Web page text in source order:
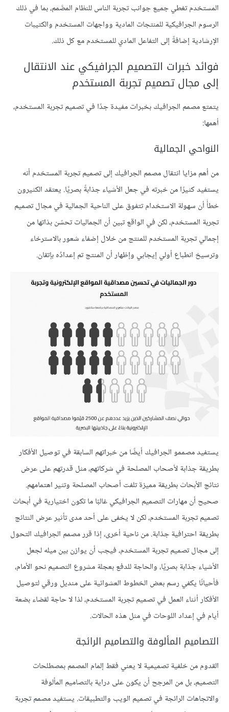
المستخدم تغطي جميع جوانب تجربة الناس للنظام المصَّمم، بما في ذلك
الرسوم الجرافيكية للمنتجات المادية وواجهات المستخدم والكتيبات
الإرشادية إضافةً إلى التفاعل المادي للمستخدم مع كل ذلك.
فوائد خبرات التصميم الجرافيكي عند الانتقال
إلى مجال تصميم تجربة المستخدم
يتمتع مصمم الجرافيك بخبرات مفيدة جدًا في تصميم تجربة المستخدم،
أهمها:
النواحي الجمالية
من أهم مزايا انتقال مصمم الجرافيك إلى تصميم تجربة المستخدم أنه
يستفيد كثيرًا من خبرته في جعل الأشياء جذابةً بصريًا. يعتقد الكثيرون
خطأً أن سهولة الاستخدام تتفوق على الناحية الجمالية في مجال تصميم
تجربة المستخدم، لكن في الواقع تبين أن الجماليات تحسّن بذاتها من
إجمالي تجربة المستخدم للمنتج من خلال إضفاء شعور بالاسترخاء
وترسيخ انطباع أولي إيجابي وإظهار أن المنتج تم إعدادُه بإتقان.
يستفيد مصممو الجرافيك أيضًا من خبراتهم السابقة في توصيل الأفكار
بطريقة جذابة لأصحاب المصلحة في شركاتهم، مثل قدرتهم على عرض
نتائج الأبحاث بطريقة مميزة تلفت أصحاب المصلحة وتثير اهتمامهم.
صحيح أن مهارات التصميم الجرافيكي غالبًا ما تكون اختيارية في أبحاث
تصميم تجربة المستخدم، لكن لا يخفى على أحد مدى تأثير عرض النتائج
بطريقة احترافية جذابة. من ناحية أخرى، إذا قرر مصمم الجرافيك التحول
إلى مجال تصميم تجربة المستخدم، فيجب أن يوازن بين ميله لجعل
الأشياء جذابة بصريًا، والحاجة للدفع بعجلة مشروع التصميم نحو الأمام،
فأحيانًا يكفي رسم بعض الخطوط العشوائية على منديل ورقي لتوصيل
الأفكار أثناء العمل في تصميم تجربة المستخدم، لذا لا حاجة لقضاء بضعة
أيام في إعداد اللوحات في مثل هذه الحالات.
التصاميم المألوفة والتصاميم الرائجة
القدوم من خلفية تصميمية لا يعني فقط إلمام المصمم بمصطلحات
التصميم، بل من المرجح أن يكون على دراية بالتصاميم المألوفة
والاتجاهات الرائجة في تصميم الويب والتطبيقات. يستفيد مصمم تجربة